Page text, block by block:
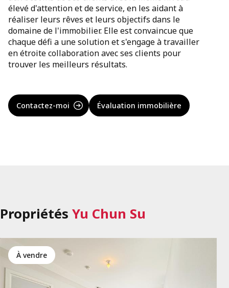
élevé d'attention et de service, en les aidant à
réaliser leurs rêves et leurs objectifs dans le
domaine de l'immobilier. Elle est convaincue que
chaque défi a une solution et s'engage à travailler
en étroite collaboration avec ses clients pour
trouver les meilleurs résultats.
Contactez-moi Évaluation immobilière
Propriétés Yu Chun Su
à vendre